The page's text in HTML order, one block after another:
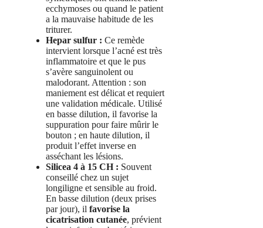
ecchymoses ou quand le patient
a la mauvaise habitude de les
triturer.
Hepar sulfur : Ce remède
intervient lorsque l’acné est très
inflammatoire et que le pus
s’avère sanguinolent ou
malodorant. Attention : son
maniement est délicat et requiert
une validation médicale. Utilisé
en basse dilution, il favorise la
suppuration pour faire mûrir le
bouton ; en haute dilution, il
produit l’effet inverse en
asséchant les lésions.
Silicea 4 à 15 CH : Souvent
conseillé chez un sujet
longiligne et sensible au froid.
En basse dilution (deux prises
par jour), il favorise la
cicatrisation cutanée, prévient